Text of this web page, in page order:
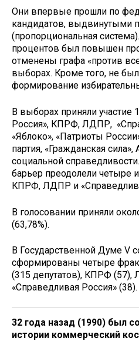
Они впервые прошли по
кандидатов, выдвинутыми
(пропорциональная
процентов был повышен
отменены графа «против
выборах. Кроме того, не
формирование
В выборах приняли участие
Россия», КПРФ, ЛДПР,
«Яблоко», «Патриоты
партия, «Гражданская сила»,
социальной
барьер преодолели четыре
КПРФ, ЛДПР и
В голосовании приняли
(63,78%).
В Государственной Думе V
сформированы четыре
(315 депутатов), КПРФ
«Справедливая Россия» (38).
32 года назад (1990) был
истории коммерческий